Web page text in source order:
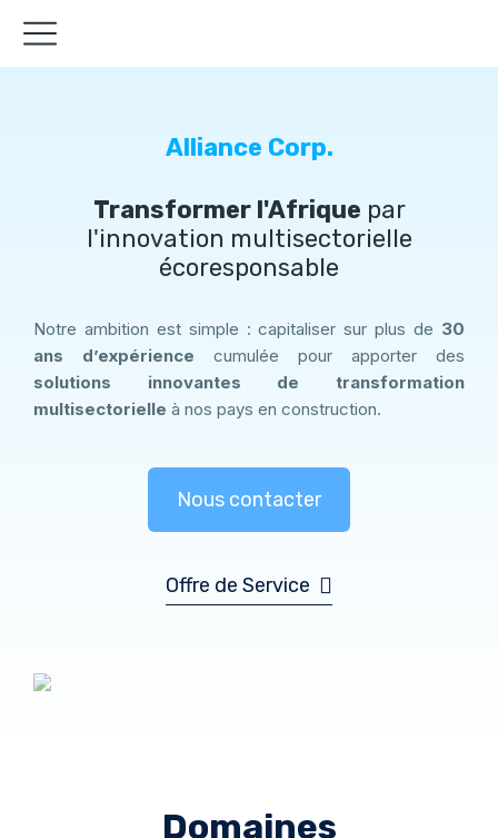
Alliance Corp.
Transformer l'Afrique par
l'innovation multisectorielle
écoresponsable
Notre ambition est simple : capitaliser sur plus de 30
ans d’expérience cumulée pour apporter des
solutions innovantes de transformation
multisectorielle à nos pays en construction.
Nous contacter
Offre de Service
Domaines